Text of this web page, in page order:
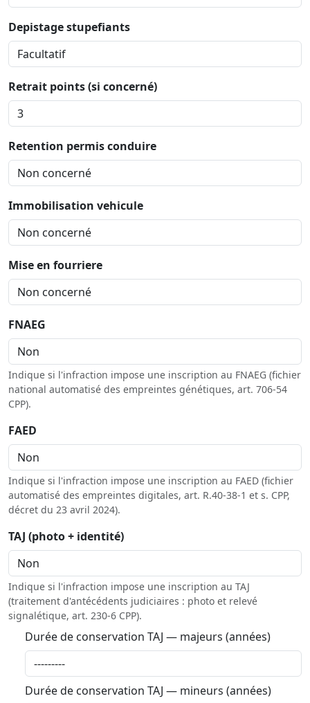
Depistage stupefiants
Retrait points (si concerné)
Retention permis conduire
Immobilisation vehicule
Mise en fourriere
FNAEG
Indique si l'infraction impose une inscription au FNAEG (fichier
national automatisé des empreintes génétiques, art. 706-54
CPP).
FAED
Indique si l'infraction impose une inscription au FAED (fichier
automatisé des empreintes digitales, art. R.40-38-1 et s. CPP,
décret du 23 avril 2024).
TAJ (photo + identité)
Indique si l'infraction impose une inscription au TAJ
(traitement d'antécédents judiciaires : photo et relevé
signalétique, art. 230-6 CPP).
Durée de conservation TAJ — majeurs (années)
Durée de conservation TAJ — mineurs (années)